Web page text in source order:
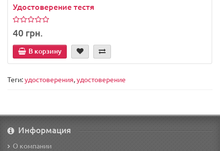
Удостоверение тестя
40 грн.
В корзину
Теги:удостоверения,удостоверение
Информация
О компании